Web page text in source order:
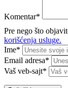
Komentar*
Pre nego što
korišćenja usluge.
Ime*
Email adresa*
Vaš veb-sajt*